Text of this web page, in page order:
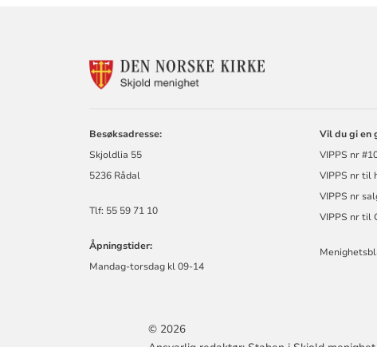
Besøksadresse:
Skjoldlia 55
5236 Rådal
Tlf: 55 59 71 10
Åpningstider:
Mandag-torsdag kl 09-14
Vil du gi en
VIPPS nr
VIPPS nr til
VIPPS nr
VIPPS nr til
© 2026